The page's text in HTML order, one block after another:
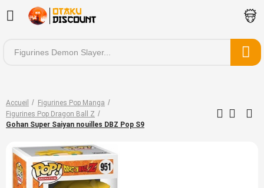
Accueil
Figurines Pop Manga
Figurines Pop Dragon Ball Z
Gohan Super Saiyan nouilles DBZ Pop S9